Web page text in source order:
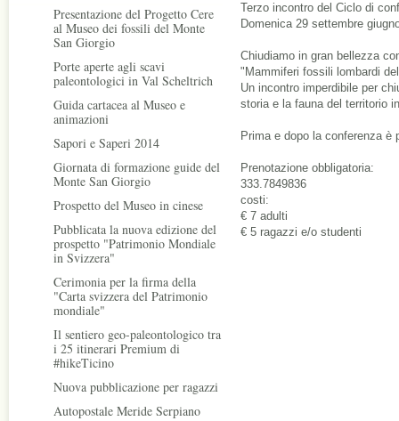
Presentazione del Progetto Cere
al Museo dei fossili del Monte
San Giorgio
Porte aperte agli scavi
paleontologici in Val Scheltrich
Guida cartacea al Museo e
animazioni
Sapori e Saperi 2014
Giornata di formazione guide del
Monte San Giorgio
Prospetto del Museo in cinese
Pubblicata la nuova edizione del
prospetto "Patrimonio Mondiale
in Svizzera"
Cerimonia per la firma della
"Carta svizzera del Patrimonio
mondiale"
Il sentiero geo-paleontologico tra
i 25 itinerari Premium di
#hikeTicino
Nuova pubblicazione per ragazzi
Autopostale Meride Serpiano
Terzo incontro del Ciclo di
Domenica 29 settembre
Chiudiamo in gran bellezza
"Mammiferi fossili lombardi
Un incontro imperdibile per
storia e la fauna del territorio
Prima e dopo la conferenza
Prenotazione obbligatoria:
333.7849836
costi:
€ 7 adulti
€ 5 ragazzi e/o studenti